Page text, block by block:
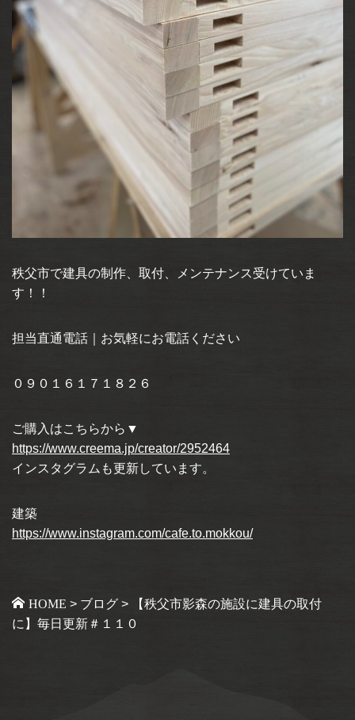
秩父市で建具の制作、取付、メンテナンス受けていま
す！！
担当直通電話｜お気軽にお電話ください
０９０１６１７１８２６
ご購入はこちらから▼
https://www.creema.jp/creator/2952464
インスタグラムも更新しています。
建築
https://www.instagram.com/cafe.to.mokkou/
HOME > ブログ >
【秩父市影森の施設に建具の取付
に】毎日更新＃１１０